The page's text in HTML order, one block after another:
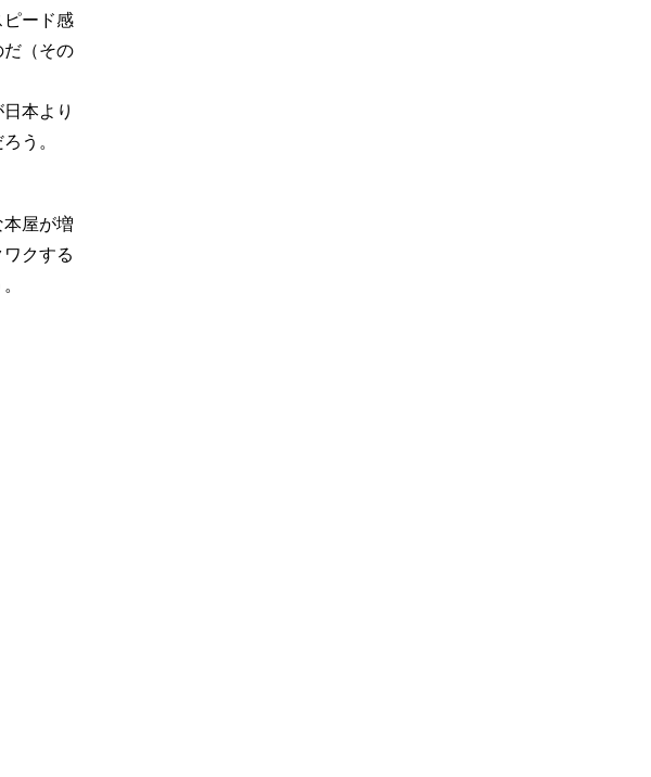
ピード感
だ（その
本より
う。
屋が増
クする